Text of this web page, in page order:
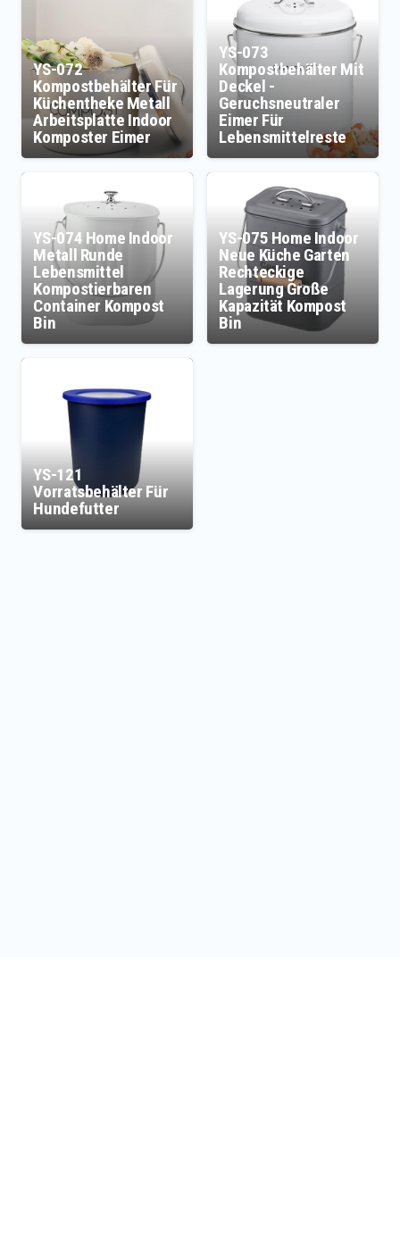
YS-072
Kompostbehälter Für
Küchentheke Metall
Arbeitsplatte Indoor
Komposter Eimer
YS-073
Kompostbehälter Mit
Deckel -
Geruchsneutraler
Eimer Für
Lebensmittelreste
YS-074 Home Indoor
Metall Runde
Lebensmittel
Kompostierbaren
Container Kompost
Bin
YS-075 Home Indoor
Neue Küche Garten
Rechteckige
Lagerung Große
Kapazität Kompost
Bin
YS-121
Vorratsbehälter Für
Hundefutter